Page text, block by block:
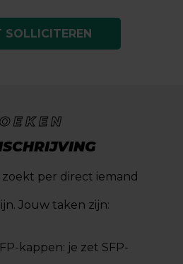
SOLLICITEREN
per direct iemand
Jouw taken zijn:
kappen: je zet SFP-